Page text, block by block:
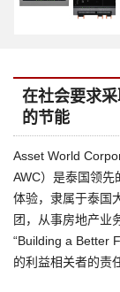
在社会要求
的节能
Asset World
AWC）是泰国领
体验，隶属于泰国
团，从事房地产业
“Building a Better
的利益相关者的责